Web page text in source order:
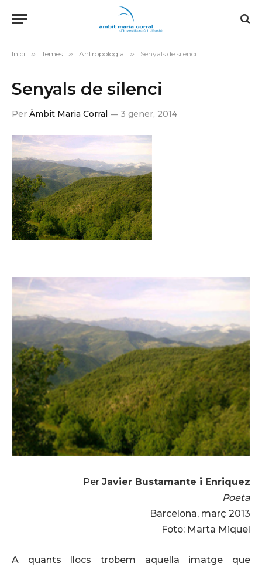
Inici » Temes » Antropología » Senyals de silenci
Senyals de silenci
Per Àmbit Maria Corral 3 gener, 2014
Per Javier Bustamante i Enriquez
Poeta
Barcelona, març 2013
Foto: Marta Miquel
A quants llocs trobem aquella imatge que